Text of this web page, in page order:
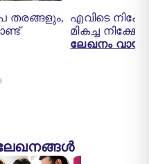
തരങ്ങളും,
എവിടെ
മികച്ച
ലേഖനം